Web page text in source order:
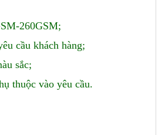
260GSM;
cầu khách hàng;
sắc;
thuộc vào yêu cầu.